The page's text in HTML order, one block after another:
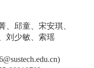
、邱童、宋安琪、
刘少敏、索瑶